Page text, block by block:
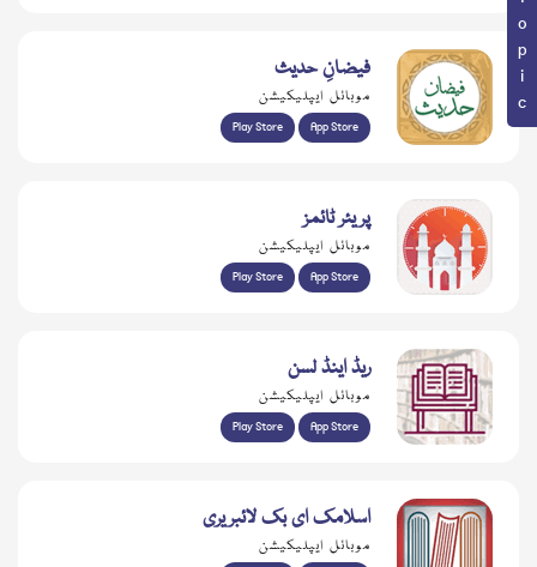
فیضانِ حدیث
موبائل ایپلیکیشن
Play Store App Store
پریئر ٹائمز
موبائل ایپلیکیشن
Play Store App Store
ریڈ اینڈ لسن
موبائل ایپلیکیشن
Play Store App Store
اسلامک ای بک لائبریری
موبائل ایپلیکیشن